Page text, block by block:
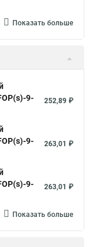
Показать больше
9-
252,89 ₽
9-
263,01 ₽
9-
263,01 ₽
Показать больше